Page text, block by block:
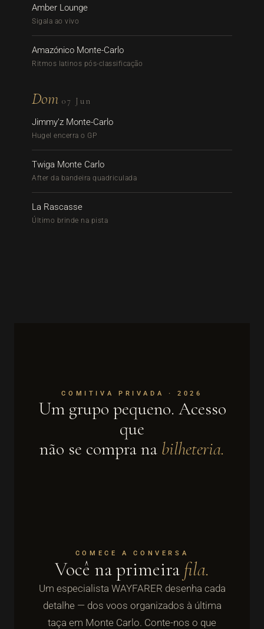
Amber Lounge
Sigala ao vivo
Amazónico Monte-Carlo
Ritmos latinos pós-classificação
Dom 07 Jun
Jimmy’z Monte-Carlo
Hugel encerra o GP
Twiga Monte Carlo
After da bandeira quadriculada
La Rascasse
Último brinde na pista
COMITIVA PRIVADA · 2026
Um grupo pequeno. Acesso
que
não se compra na bilheteria.
COMECE A CONVERSA
Você na primeira fila.
Um especialista WAYFARER desenha cada
detalhe — dos voos organizados à última
taça em Monte Carlo. Conte-nos o que